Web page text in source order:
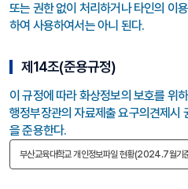
또는 권한 없이 처리하거나 타인의 이
하여 사용하여서는 아니 된다.
제14조(준용규정)
이 규정에 따라 화상정보의 보호를 위
행정부장관의 자료제출 요구의견제시
을 준용한다.
부산교육대학교 개인정보파일 현황(2024.7월기